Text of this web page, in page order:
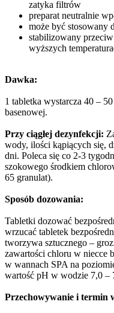
zatyka filtrów
preparat neutralnie
może być stosowany
stabilizowany
wyższych
Dawka:
1 tabletka wystarcza 40 –
basenowej.
Przy ciągłej dezynfekcji:
wody, ilości kąpiących się,
dni. Poleca się co 2-3
szokowego środkiem
65 granulat).
Sposób dozowania:
Tabletki dozować
wrzucać tabletek
tworzywa sztucznego –
zawartości chloru w niecce
w wannach SPA na
wartość pH w wodzie 7,0 –
Przechowywanie i termin